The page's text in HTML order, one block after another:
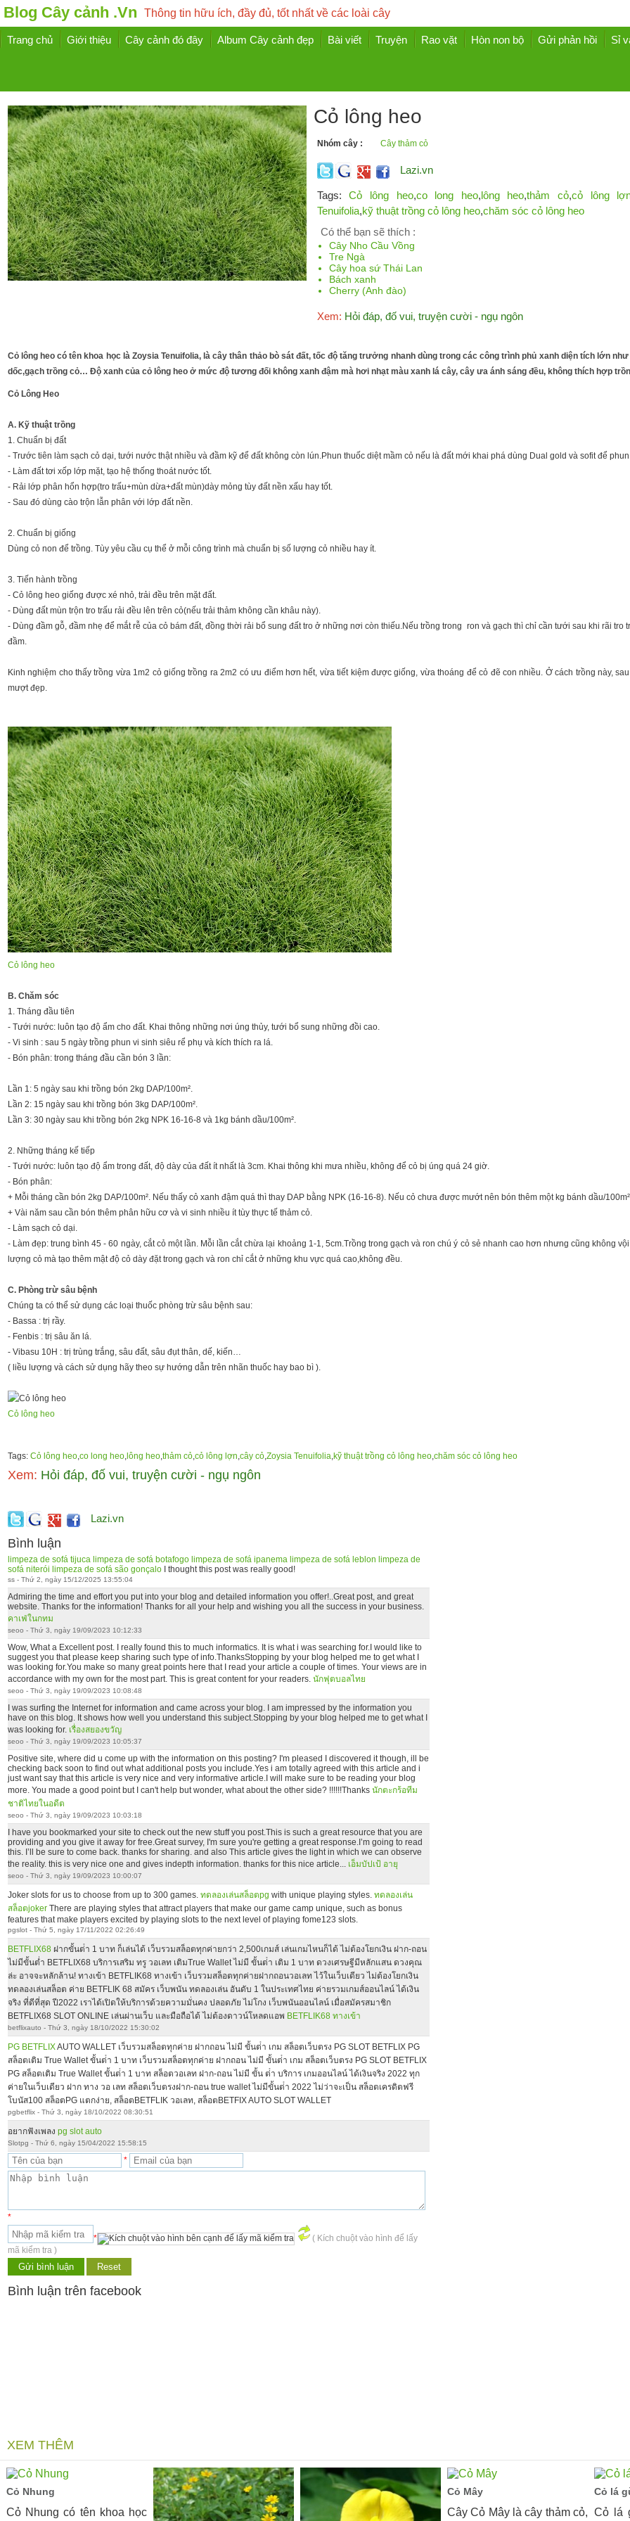
Blog Cây cảnh .Vn Thông tin hữu ích, đầy đủ, tốt nhất về các loài cây
Trang chủ Giới thiệu Cây cảnh đó đây Album Cây cảnh đẹp Bài viết Truyện Rao vặt Hòn non bộ Gửi phản hồi Sỉ
Cỏ lông heo
Nhóm cây : Cây thảm cỏ
Lazi.vn
Tags:Cỏ lông heo,co long heo,lông heo,thảm cỏ,cỏ lông
Tenuifolia,kỹ thuật trồng cỏ lông heo,chăm sóc cỏ lông heo
Có thể bạn sẽ thích :
Cây Nho Cầu Vồng
Tre Ngà
Cây hoa sứ Thái Lan
Bách xanh
Cherry (Anh đào)
Xem: Hỏi đáp, đố vui, truyện cười - ngụ ngôn
Cỏ lông heo có tên khoa học là Zoysia Tenuifolia, là cây thân thảo bò sát đất, tốc độ tăng trưởng nhanh dùng trong các công trình phủ xanh diện tích lớn
dốc,gạch trồng cỏ… Độ xanh của cỏ lông heo ở mức độ tương đối không xanh đậm mà hơi nhạt màu xanh lá cây, cây ưa ánh sáng đều, không thích hợp
Cỏ Lông Heo
A. Kỹ thuật trồng
1. Chuẩn bị đất
- Trước tiên làm sạch cỏ dại, tưới nước thật nhiều và đầm kỹ để đất không còn lún.Phun thuốc diệt mầm cỏ nếu là đất mới khai phá dùng Dual gold và sofit để
- Làm đất tơi xốp lớp mặt, tạo hệ thống thoát nước tốt.
- Rải lớp phân hổn hợp(tro trấu+mùn dừa+đất mùn)dày mỏng tùy đất nền xấu hay tốt.
- Sau đó dùng cào trộn lẫn phân với lớp đất nền.
2. Chuẩn bị giống
Dùng cỏ non để trồng. Tùy yêu cầu cụ thể ở mỗi công trình mà chuẩn bị số lượng cỏ nhiều hay ít.
3. Tiến hành trồng
- Cỏ lông heo giống được xé nhỏ, trải đều trên mặt đất.
- Dùng đất mùn trộn tro trấu rải đều lên trên cỏ(nếu trải thảm không cần khâu này).
- Dùng đầm gỗ, đầm nhẹ để mắt rễ của cỏ bám đất, đồng thời rải bổ sung đất tro ở những nơi còn thiếu.Nếu trồng trong ron và gạch thì chỉ cần tưới sau khi rãi tro
đầm.
Kinh nghiệm cho thấy trồng vừa 1m2 cỏ giống trồng ra 2m2 có ưu điểm hơn hết, vừa tiết kiệm được giống, vừa thoáng để cỏ đẽ con nhiều. Ở cách trồng này,
mượt đẹp.
Cỏ lông heo
B. Chăm sóc
1. Tháng đầu tiên
- Tưới nước: luôn tạo độ ẩm cho đất. Khai thông những nơi úng thủy, tưới bổ sung những đồi cao.
- Vi sinh : sau 5 ngày trồng phun vi sinh siêu rể phụ và kích thích ra lá.
- Bón phân: trong tháng đầu cần bón 3 lần:
Lần 1: 5 ngày sau khi trồng bón 2kg DAP/100m².
Lần 2: 15 ngày sau khi trồng bón 3kg DAP/100m².
Lần 3: 30 ngày sau khi trồng bón 2kg NPK 16-16-8 và 1kg bánh dầu/100m².
2. Những tháng kế tiếp
- Tưới nước: luôn tạo độ ẩm trong đất, độ dày của đất ít nhất là 3cm. Khai thông khi mưa nhiều, không để cỏ bị úng quá 24 giờ.
- Bón phân:
+ Mỗi tháng cần bón 2kg DAP/100m². Nếu thấy cỏ xanh đậm quá thì thay DAP bằng NPK (16-16-8). Nếu cỏ chưa được mướt nên bón thêm một kg bánh dầu/100m²
+ Vài năm sau cần bón thêm phân hữu cơ và vi sinh nhiều ít tùy thực tế thảm cỏ.
- Làm sạch cỏ dại.
- Làm đẹp: trung bình 45 - 60 ngày, cắt cỏ một lần. Mỗi lần cắt chừa lại khoảng 1-1, 5cm.Trồng trong gạch và ron chú ý cỏ sẻ nhanh cao hơn nhưng cũng không
lượng cỏ mà tạo thêm mật độ cỏ dày đặt trong gạch và ron chỉ cắt ở những khu vực quá cao,không đều.
C. Phòng trừ sâu bệnh
Chúng ta có thể sử dụng các loại thuốc phòng trừ sâu bệnh sau:
- Bassa : trị rầy.
- Fenbis : trị sâu ăn lá.
- Vibasu 10H : trị trùng trắng, sâu đất, sâu đụt thân, dế, kiến…
( liều lượng và cách sử dụng hãy theo sự hướng dẫn trên nhãn thuốc hay bao bì ).
Cỏ lông heo​
Tags: Cỏ lông heo,co long heo,lông heo,thảm cỏ,cỏ lông lợn,cây cỏ,Zoysia Tenuifolia,kỹ thuật trồng cỏ lông heo,chăm sóc cỏ lông heo
Xem: Hỏi đáp, đố vui, truyện cười - ngụ ngôn
Lazi.vn
Bình luận
limpeza de sofá tijuca limpeza de sofá botafogo limpeza de sofá ipanema limpeza de sofá leblon limpeza de
sofá niterói limpeza de sofá são gonçaloI thought this post was really good!
ss - Thứ 2, ngày 15/12/2025 13:55:04
Admiring the time and effort you put into your blog and detailed information you offer!..Great post, and great
website. Thanks for the information! Thanks for all your help and wishing you all the success in your business.
คาเฟ่ในกทม
seoo - Thứ 3, ngày 19/09/2023 10:12:33
Wow, What a Excellent post. I really found this to much informatics. It is what i was searching for.I would like to
suggest you that please keep sharing such type of info.ThanksStopping by your blog helped me to get what I
was looking for.You make so many great points here that I read your article a couple of times. Your views are in
accordance with my own for the most part. This is great content for your readers. นักฟุตบอลไทย
seoo - Thứ 3, ngày 19/09/2023 10:08:48
I was surfing the Internet for information and came across your blog. I am impressed by the information you
have on this blog. It shows how well you understand this subject.Stopping by your blog helped me to get what I
was looking for. เรื่องสยองขวัญ
seoo - Thứ 3, ngày 19/09/2023 10:05:37
Positive site, where did u come up with the information on this posting? I'm pleased I discovered it though, ill be
checking back soon to find out what additional posts you include.Yes i am totally agreed with this article and i
just want say that this article is very nice and very informative article.I will make sure to be reading your blog
more. You made a good point but I can't help but wonder, what about the other side? !!!!!!Thanks นักตะกร้อทีม
ชาติไทยในอดีต
seoo - Thứ 3, ngày 19/09/2023 10:03:18
I have you bookmarked your site to check out the new stuff you post.This is such a great resource that you are
providing and you give it away for free.Great survey, I'm sure you're getting a great response.I’m going to read
this. I’ll be sure to come back. thanks for sharing. and also This article gives the light in which we can observe
the reality. this is very nice one and gives indepth information. thanks for this nice article... เอ็มบัปเป้ อายุ
seoo - Thứ 3, ngày 19/09/2023 10:00:07
Joker slots for us to choose from up to 300 games. ทดลองเล่นสล็อตpg with unique playing styles. ทดลองเล่น
สล็อตjokerThere are playing styles that attract players that make our game camp unique, such as bonus
features that make players excited by playing slots to the next level of playing fome123 slots.
pgslot - Thứ 5, ngày 17/11/2022 02:26:49
BETFLIX68ฝากขั้นต่ํา 1 บาท ก็เล่นได้ เว็บรวมสล็อตทุกค่ายกว่า 2,500เกมส์ เล่นเกมไหนก็ได้ ไม่ต้องโยกเงิน ฝาก-ถอน
ไม่มีขั้นต่ำ BETFLIX68 บริการเสริม ทรู วอเลท เติมTrue Wallet ไม่มี ขั้นต่ํา เติม 1 บาท ดวงเศรษฐีมีหลักแสน ดวงคุณ
ล่ะ อาจจะหลักล้าน! ทางเข้า BETFLIK68 ทางเข้า เว็บรวมสล็อตทุกค่ายฝากถอนวอเลท ไว้ในเว็บเดียว ไม่ต้องโยกเงิน
ทดลองเล่นสล็อต ค่าย BETFLIK 68 สมัคร เว็บพนัน ทดลองเล่น อันดับ 1 ในประเทศไทย ค่ายรวมเกมส์ออนไลน์ ได้เงิน
จริง ที่ดีที่สุด ปี2022 เราได้เปิดให้บริการด้วยความมั่นคง ปลอดภัย ไม่โกง เว็บพนันออนไลน์ เมื่อสมัครสมาชิก
BETFLIX68 SLOT ONLINE เล่นผ่านเว็บ และมือถือได้ ไม่ต้องดาวน์โหลดแอพ BETFLIK68 ทางเข้า
betflixauto - Thứ 3, ngày 18/10/2022 15:30:02
PG BETFLIXAUTO WALLET เว็บรวมสล็อตทุกค่าย ฝากถอน ไม่มี ขั้นต่ํา เกม สล็อตเว็บตรง PG SLOT BETFLIX PG
สล็อตเติม True Wallet ขั้นต่ํา 1 บาท เว็บรวมสล็อตทุกค่าย ฝากถอน ไม่มี ขั้นต่ํา เกม สล็อตเว็บตรง PG SLOT BETFLIX
PG สล็อตเติม True Wallet ขั้นต่ํา 1 บาท สล็อตวอเลท ฝาก-ถอน ไม่มี ขั้น ต่ํา บริการ เกมออนไลน์ ได้เงินจริง 2022 ทุก
ค่ายในเว็บเดียว ฝาก ทาง วอ เลท สล็อตเว็บตรงฝาก-ถอน true wallet ไม่มีขั้นต่ํา 2022 ไม่ว่าจะเป็น สล็อตเครดิตฟรี
โบนัส100 สล็อตPG แตกง่าย, สล็อตBETFLIK วอเลท, สล็อตBETFIX AUTO SLOT WALLET
pgbetflix - Thứ 3, ngày 18/10/2022 08:30:51
อยากฟังเพลง pg slot auto
Slotpg - Thứ 6, ngày 15/04/2022 15:58:15
*
*
*
( Kích chuột vào hình để lấy
mã kiểm tra )
Bình luận trên facebook
XEM THÊM
Cỏ Nhung
Cỏ Nhung có tên khoa học
Cỏ Mây
Cây Cỏ Mây là cây thảm cỏ,
Cỏ lá
Cỏ lá